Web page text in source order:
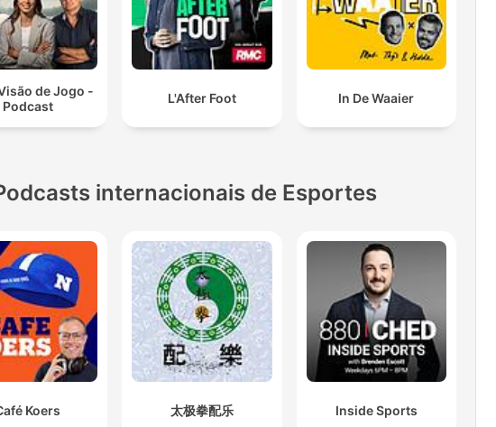
de Jogo -
Podcast
L'After Foot In De Waaier
internacionais de Esportes
Koers 太极拳配乐 Inside Sports